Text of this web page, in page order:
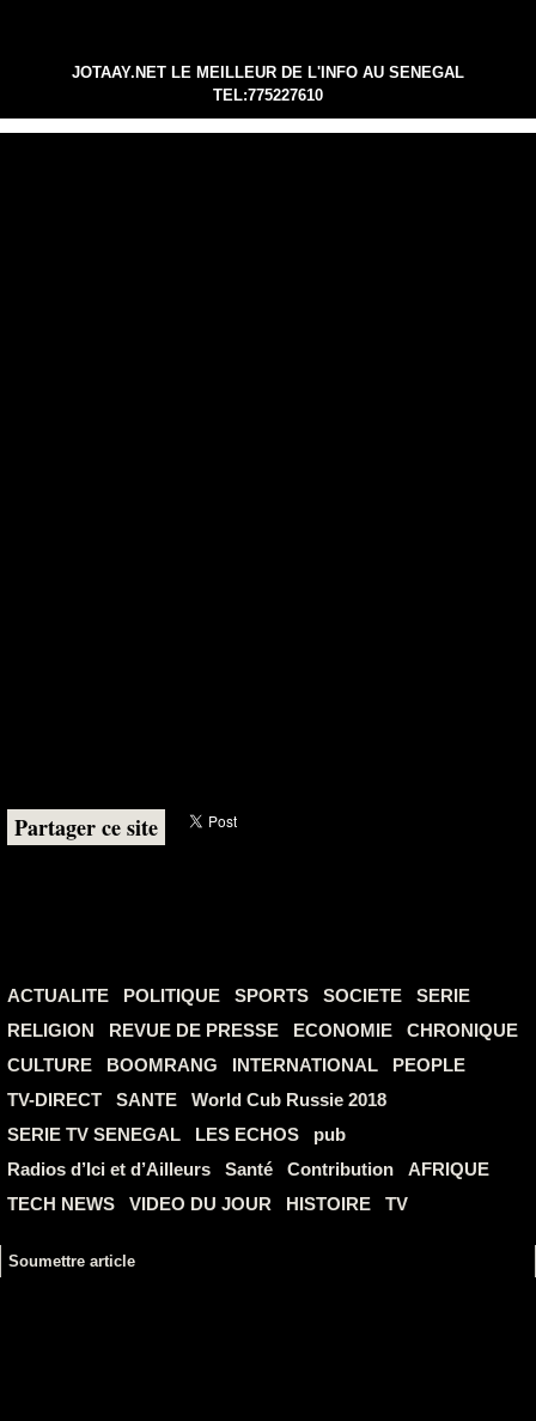
JOTAAY.NET LE MEILLEUR DE L'INFO AU SENEGAL
TEL:775227610
Partager ce site
ACTUALITE POLITIQUE SPORTS SOCIETE
SERIE
RELIGION
REVUE DE PRESSE ECONOMIE
CHRONIQUE
CULTURE
BOOMRANG INTERNATIONAL
PEOPLE
TV-DIRECT
SANTE
World Cub Russie 2018
SERIE TV SENEGAL
LES ECHOS
pub
Radios d’Ici et d’Ailleurs
Santé Contribution
AFRIQUE
TECH NEWS
VIDEO DU JOUR HISTOIRE TV
Soumettre article